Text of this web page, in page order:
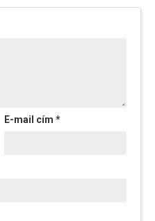
E-mail cím*